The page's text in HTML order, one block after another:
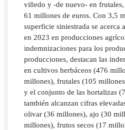
viñedo y -de nuevo- en
61 millones de euros. Con 3,5
superficie siniestrada se acerca
en 2023 en producciones
indemnizaciones para los
producciones, destacan las
en cultivos herbáceos (476
millones), frutales (105
y el conjunto de las hortalizas
también alcanzan cifras
olivar (36 millones), ajo (30
millones), frutos secos (17